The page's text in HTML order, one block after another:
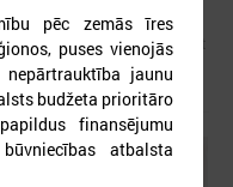
profilakses iestādi nedrīkst
pēc zemās īres
puses vienojās
jaunu
budžeta prioritāro
finansējumu
atbalsta